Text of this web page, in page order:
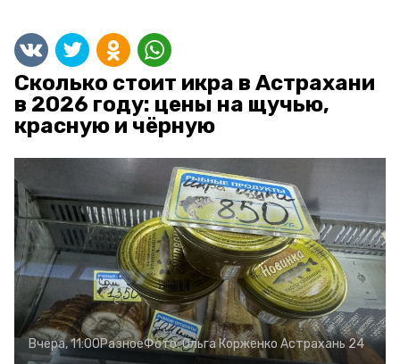
Сколько стоит икра в Астрахани
в 2026 году: цены на щучью,
красную и чёрную
Вчера, 11:00РазноеФото:Ольга Корженко Астрахань 24